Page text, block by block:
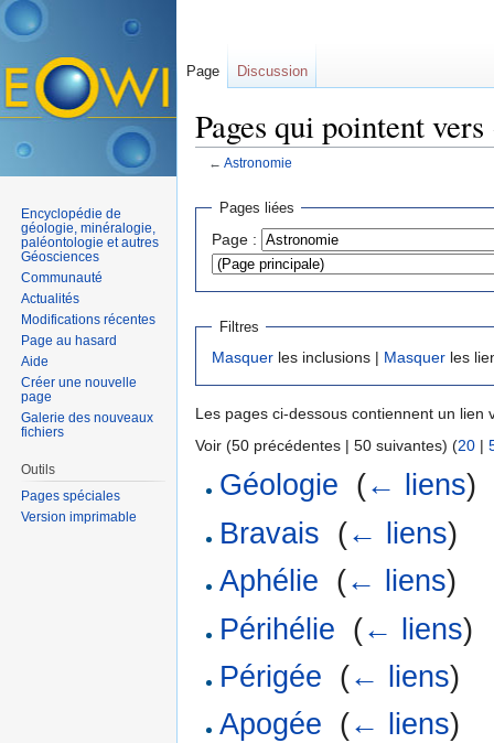
Pages qui pointent
← Astronomie
Pages liées
Page :
Filtres
Masquer les inclusions | Masquer les
Les pages ci-dessous contiennent un lien
Voir (50 précédentes | 50 suivantes) (20 |
Géologie (← liens)
Bravais (← liens)
Aphélie (← liens)
Périhélie (← liens)
Périgée (← liens)
Apogée (← liens)
Page Discussion
Encyclopédie de
géologie, minéralogie,
paléontologie et autres
Géosciences
Communauté
Actualités
Modifications récentes
Page au hasard
Aide
Créer une nouvelle
page
Galerie des nouveaux
fichiers
Outils
Pages spéciales
Version imprimable